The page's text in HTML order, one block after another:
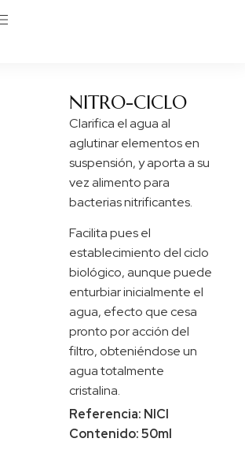
NITRO-CICLO
Clarifica el agua al
aglutinar elementos en
suspensión, y aporta a su
vez alimento para
bacterias nitrificantes.
Facilita pues el
establecimiento del ciclo
biológico, aunque puede
enturbiar inicialmente el
agua, efecto que cesa
pronto por acción del
filtro, obteniéndose un
agua totalmente
cristalina.
Referencia: NICI
Contenido: 50ml